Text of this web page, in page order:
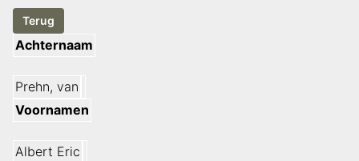
Achternaam
Prehn, van
Voornamen
Albert Eric